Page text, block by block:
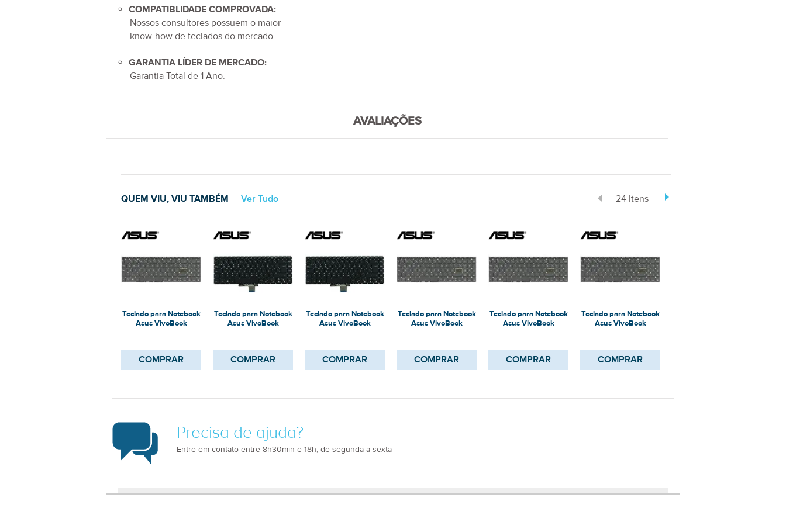
COMPATIBLIDADE COMPROVADA:
Nossos consultores possuem o maior
know-how de teclados do mercado.
GARANTIA LÍDER DE MERCADO:
Garantia Total de 1 Ano.
AVALIAÇÕES
Ver Tudo
QUEM VIU, VIU TAMBÉM 24 Itens
Teclado para Notebook
Asus VivoBook
COMPRAR
Teclado para Notebook
Asus VivoBook
COMPRAR
Teclado para Notebook
Asus VivoBook
COMPRAR
Teclado para Notebook
Asus VivoBook
COMPRAR
Teclado para Notebook
Asus VivoBook
COMPRAR
Teclado para Notebook
Asus VivoBook
COMPRAR
Precisa de ajuda?
Entre em contato entre 8h30min e 18h, de segunda a sexta